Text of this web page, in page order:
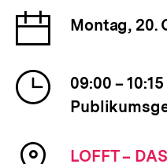
Datum
der
Montag, 20.
Uhrzeit
der
09:00 –
Ort
LOFFT –